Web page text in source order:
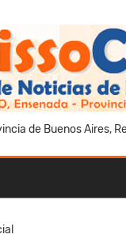
de Buenos Aires,